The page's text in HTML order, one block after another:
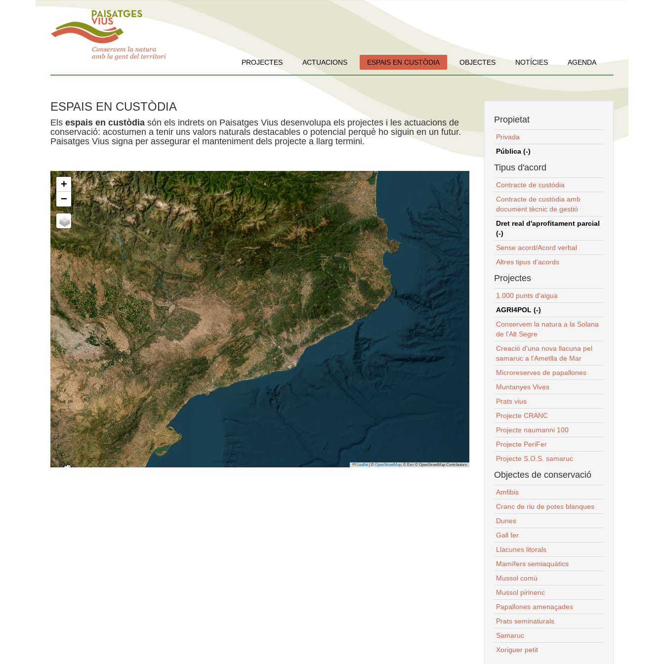
PROJECTES ACTUACIONS ESPAIS EN CUSTÒDIA OBJECTES NOTÍCIES AGENDA
ESPAIS EN CUSTÒDIA
Els espais en custòdia són els indrets on Paisatges Vius desenvolupa els projectes i les actuacions de
conservació: acostumen a tenir uns valors naturals destacables o potencial perquè ho siguin en un futur.
Paisatges Vius signa per assegurar el manteniment dels projecte a llarg termini.
+
−
Leaflet © OpenStreetMap, © Esri © OpenStreetMap Contributors
Propietat
Privada
Pública (-)
Tipus d'acord
Contracte de custòdia
Contracte de custòdia amb
document tècnic de gestió
Dret real d'aprofitament parcial
(-)
Sense acord/Acord verbal
Altres tipus d'acords
Projectes
1.000 punts d'aigua
AGRI4POL (-)
Conservem la natura a la Solana
de l'Alt Segre
Creació d'una nova llacuna pel
samaruc a l'Ametlla de Mar
Microreserves de papallones
Muntanyes Vives
Prats vius
Projecte CRANC
Projecte naumanni 100
Projecte PeriFer
Projecte S.O.S. samaruc
Objectes de conservació
Amfibis
Cranc de riu de potes blanques
Dunes
Gall fer
Llacunes litorals
Mamífers semiaquàtics
Mussol comú
Mussol pirinenc
Papallones amenaçades
Prats seminaturals
Samaruc
Xoriguer petit